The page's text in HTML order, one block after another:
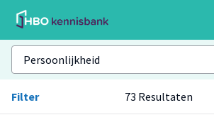
Filter 73 Resultaten